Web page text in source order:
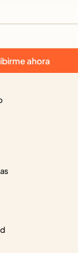
ahora